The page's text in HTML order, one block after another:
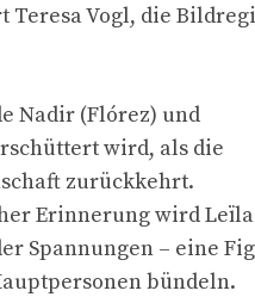
Teresa Vogl, die
Nadir (Flórez) und
wird, als die
zurückkehrt.
Erinnerung wird Leïla
Spannungen – eine
bündeln.